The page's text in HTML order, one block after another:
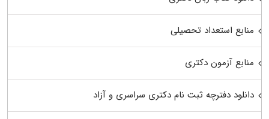
منابع استعداد تحصیلی
منابع آزمون دکتری
دانلود دفترچه ثبت نام دکتری سراسری و آزاد